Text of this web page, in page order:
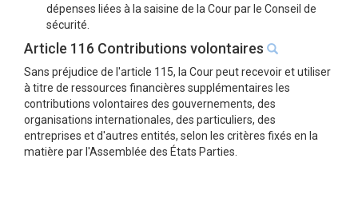
dépenses liées à la saisine de la Cour par le Conseil de
sécurité.
Article 116 Contributions volontaires
Sans préjudice de l'article 115, la Cour peut recevoir et utiliser
à titre de ressources financières supplémentaires les
contributions volontaires des gouvernements, des
organisations internationales, des particuliers, des
entreprises et d'autres entités, selon les critères fixés en la
matière par l'Assemblée des États Parties.